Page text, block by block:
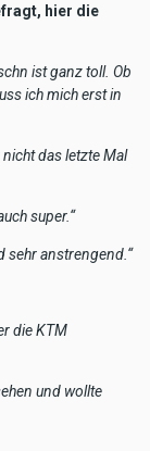
hier die
ist ganz toll. Ob
ich mich erst in
das letzte Mal
super.“
sehr anstrengend.“
die KTM
und wollte